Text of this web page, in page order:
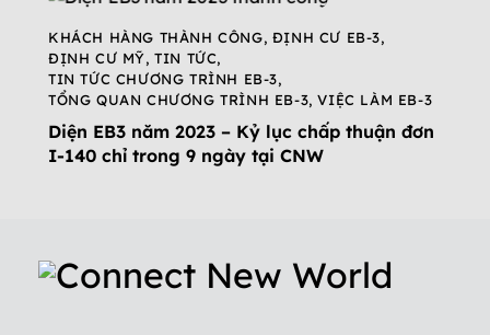
KHÁCH HÀNG THÀNH CÔNG, ĐỊNH CƯ EB-3,
ĐỊNH CƯ MỸ,TIN TỨC,
TIN TỨC CHƯƠNG TRÌNH EB-3,
TỔNG QUAN CHƯƠNG TRÌNH EB-3,VIỆC LÀM EB-3
Diện EB3 năm 2023 – Kỷ lục chấp thuận đơn
I-140 chỉ trong 9 ngày tại CNW